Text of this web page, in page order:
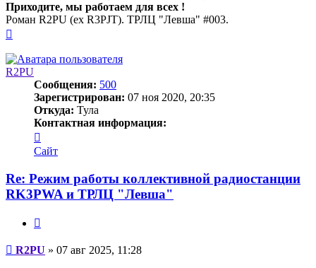
Приходите, мы работаем для всех !
Роман R2PU (ex R3PJT). ТРЛЦ "Левша" #003.
началу
R2PU
Сообщения: 500
Зарегистрирован: 07 ноя 2020, 20:35
Откуда: Тула
Контактная информация:
информация
пользователя
Сайт
Re: Режим работы коллективной радиостанции
RK3PWA и ТРЛЦ "Левша"
Сообщение
R2PU » 07 авг 2025, 11:28